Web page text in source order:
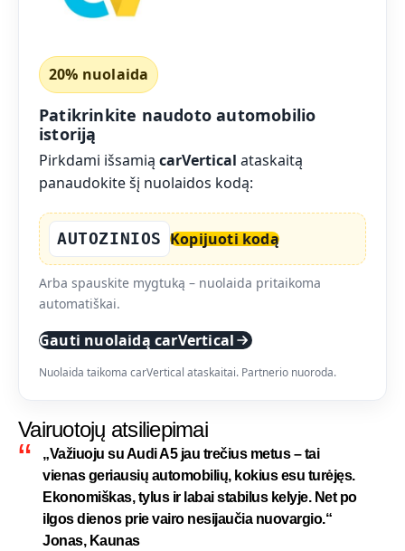
20% nuolaida
Patikrinkite naudoto automobilio
istoriją
Pirkdami išsamią carVertical ataskaitą
panaudokite šį nuolaidos kodą:
AUTOZINIOS Kopijuoti kodą
Arba spauskite mygtuką – nuolaida pritaikoma
automatiškai.
Gauti nuolaidą carVertical
Nuolaida taikoma carVertical ataskaitai. Partnerio nuoroda.
Vairuotojų atsiliepimai
„Važiuoju su Audi A5 jau trečius metus – tai
vienas geriausių automobilių, kokius esu turėjęs.
Ekonomiškas, tylus ir labai stabilus kelyje. Net po
ilgos dienos prie vairo nesijaučia nuovargio.“
Jonas, Kaunas